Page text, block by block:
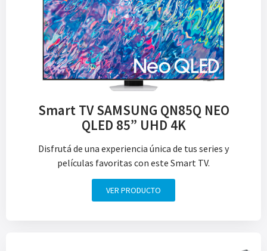
Smart TV SAMSUNG QN85Q NEO
QLED 85” UHD 4K
Disfrutá de una experiencia única de tus series y
películas favoritas con este Smart TV.
VER PRODUCTO